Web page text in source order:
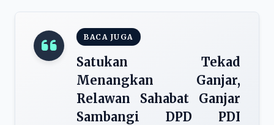
BACA JUGA
Satukan Tekad
Menangkan Ganjar,
Relawan Sahabat Ganjar
Sambangi DPD PDI